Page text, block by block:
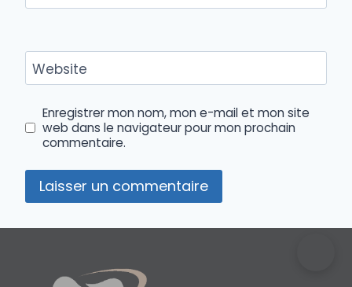
Website
Enregistrer mon nom, mon e-mail et mon site
web dans le navigateur pour mon prochain
commentaire.